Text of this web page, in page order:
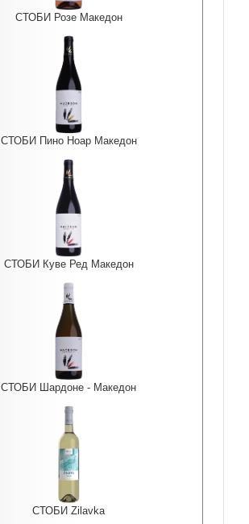
СТОБИ Розе Македон
СТОБИ Пино Ноар Македон
СТОБИ Куве Ред Македон
СТОБИ Шардоне - Македон
СТОБИ Zilavka